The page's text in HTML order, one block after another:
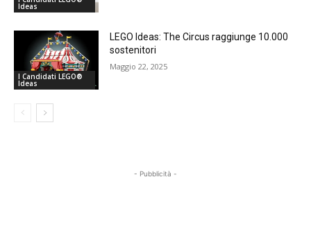
Ideas
I Candidati LEGO®
Ideas
LEGO Ideas: The Circus raggiunge 10.000
sostenitori
Maggio 22, 2025
- Pubblicità -